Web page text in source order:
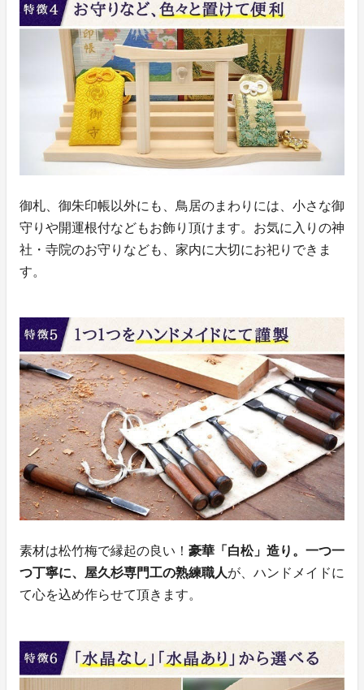
御札、御朱印帳以外にも、鳥居のまわりには、小さな御
守りや開運根付などもお飾り頂けます。お気に入りの神
社・寺院のお守りなども、家内に大切にお祀りできま
す。
素材は松竹梅で縁起の良い！ 豪華「白松」造り。一つ一
つ丁寧に、屋久杉専門工の熟練職人が、ハンドメイドに
て心を込め作らせて頂きます。